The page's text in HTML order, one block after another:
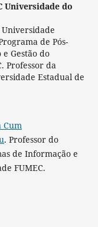
Universidade do
de Pós-
Gestão do
Professor da
Estadual de
Cum
. Professor do
de Informação e
FUMEC.